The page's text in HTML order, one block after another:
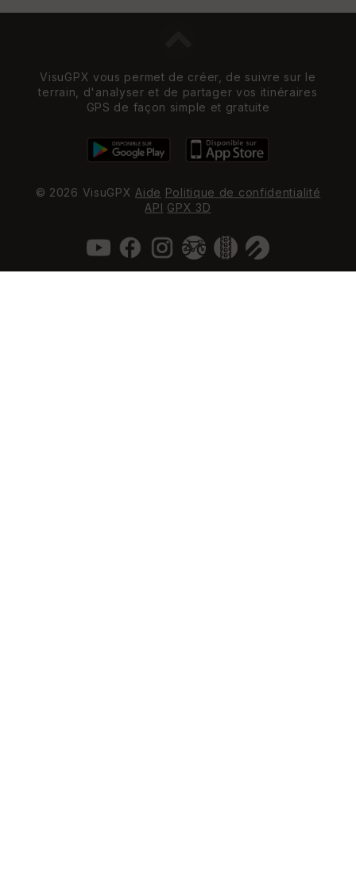
VisuGPX vous permet de créer, de suivre sur le
terrain, d'analyser et de partager vos itinéraires
GPS de façon simple et gratuite
© 2026 VisuGPX Aide Politique de confidentialité
API GPX 3D